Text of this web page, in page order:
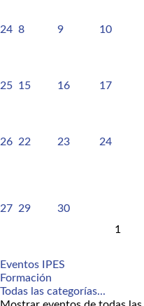
24 8 9 10
25 15 16 17
26 22 23 24
27 29
30
1
Eventos IPES
Formación
Todas las categorías...